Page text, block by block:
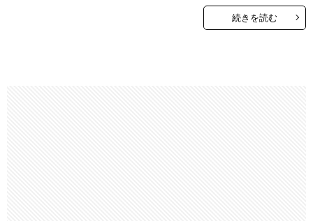
続きを読む